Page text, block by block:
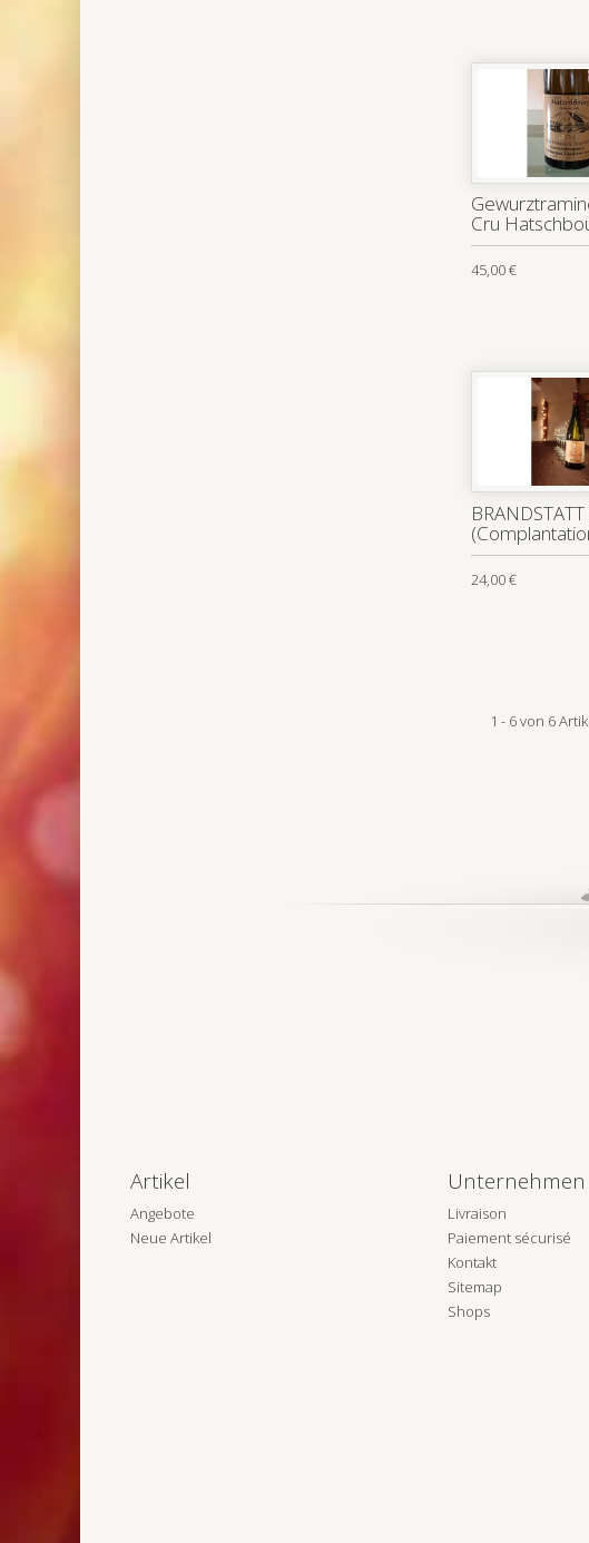
Cru
45,00 €
24,00 €
1 - 6 von 6
Artikel
Angebote
Neue Artikel
Unternehmen
Livraison
Paiement sécurisé
Kontakt
Sitemap
Shops